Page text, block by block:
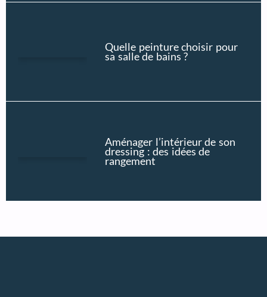
Quelle peinture choisir pour
sa salle de bains ?
Aménager l’intérieur de son
dressing : des idées de
rangement